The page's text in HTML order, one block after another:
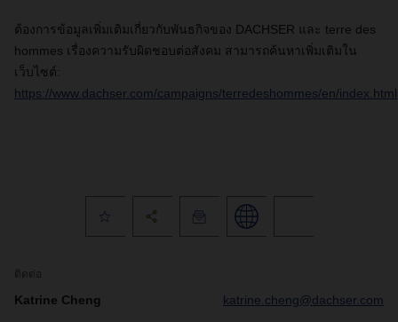
ต้องการข้อมูลเพิ่มเติมเกี่ยวกับพันธกิจของ DACHSER และ terre des
hommes เรื่องความรับผิดชอบต่อสังคม สามารถค้นหาเพิ่มเติมใน
เว็บไซต์:
https://www.dachser.com/campaigns/terredeshommes/en/index.html
ติดต่อ
Katrine Cheng katrine.cheng@dachser.com